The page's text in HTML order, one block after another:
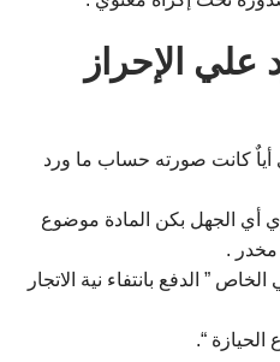
علي الإحراز
أياٌ كانت صورته حساب ما ورد
أي الجهل بكن المادة موضوع
مخدر .
الخاص ” الدفع بانتفاء نية الاتجار